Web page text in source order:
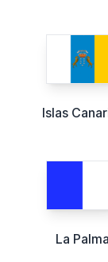
Islas
La Palma